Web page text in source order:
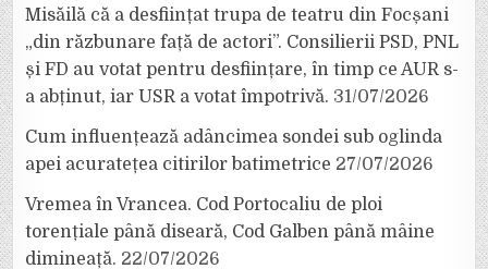
Misăilă că a desființat trupa de teatru din Focșani
„din răzbunare față de actori”. Consilierii PSD, PNL
și FD au votat pentru desființare, în timp ce AUR s-
a abținut, iar USR a votat împotrivă. 31/07/2026
Cum influențează adâncimea sondei sub oglinda
apei acuratețea citirilor batimetrice 27/07/2026
Vremea în Vrancea. Cod Portocaliu de ploi
torențiale până diseară, Cod Galben până mâine
dimineață. 22/07/2026